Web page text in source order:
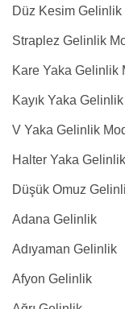
Düz Kesim Gelinlik
Straplez Gelinlik
Kare Yaka Gelinlik
Kayık Yaka
V Yaka Gelinlik
Halter Yaka
Düşük Omuz
Adana Gelinlik
Adıyaman Gelinlik
Afyon Gelinlik